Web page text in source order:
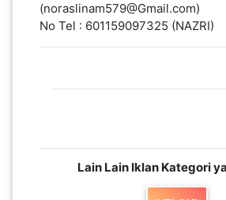
(noraslinam579@Gmail.com)
No Tel : 601159097325 (NAZRI)
Lain Lain Iklan Kategori